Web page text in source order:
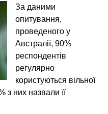
За даними
опитування,
проведеного у
Австралії, 90%
респондентів
регулярно
користуються вільної
з них назвали її